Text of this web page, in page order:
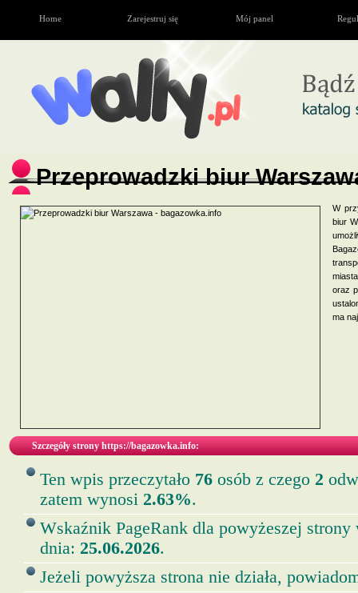
Home Zarejestruj się Mój panel
Przeprowadzki biur
W
biur
oraz
ma
Szczegóły strony https://bagazowka.info:
Ten wpis przeczytało 76 osób z czego 2
zatem wynosi 2.63%.
Wskaźnik PageRank dla powyżeszej strony
dnia: 25.06.2026.
Jeżeli powyższa strona nie działa,